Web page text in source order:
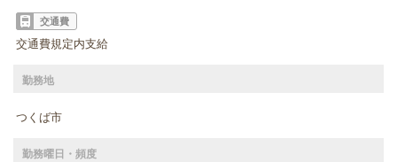
交通費
交通費規定内支給
勤務地
つくば市
勤務曜日・頻度